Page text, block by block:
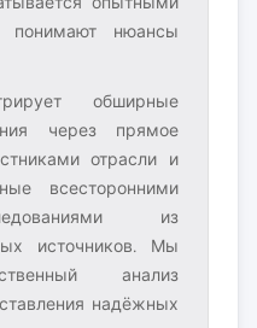
понимают нюансы
обширные
через прямое
отрасли и
всесторонними
из
источников. Мы
анализ
надёжных